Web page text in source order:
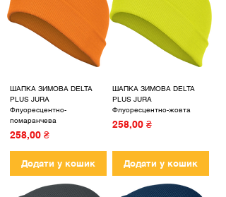
ШАПКА ЗИМОВА DELTA
PLUS JURA
Флуоресцентно-
помаранчева
Ціна
258,00 ₴
Додати у кошик
ШАПКА ЗИМОВА DELTA
PLUS JURA
Флуоресцентно-жовта
Ціна
258,00 ₴
Додати у кошик